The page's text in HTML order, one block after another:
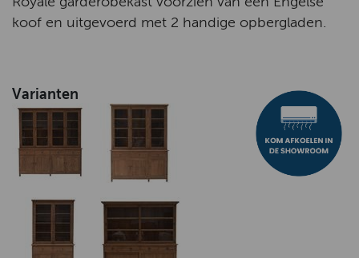
koof en uitgevoerd met 2 handige opbergladen.
Varianten